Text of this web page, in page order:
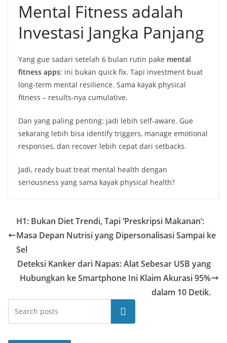
Mental Fitness adalah
Investasi Jangka Panjang
Yang gue sadari setelah 6 bulan rutin pake mental
fitness apps: ini bukan quick fix. Tapi investment buat
long-term mental resilience. Sama kayak physical
fitness – results-nya cumulative.
Dan yang paling penting: jadi lebih self-aware. Gue
sekarang lebih bisa identify triggers, manage emotional
responses, dan recover lebih cepat dari setbacks.
Jadi, ready buat treat mental health dengan
seriousness yang sama kayak physical health?
H1: Bukan Diet Trendi, Tapi ‘Preskripsi Makanan’:
Masa Depan Nutrisi yang Dipersonalisasi Sampai ke
Sel
Deteksi Kanker dari Napas: Alat Sebesar USB yang
Hubungkan ke Smartphone Ini Klaim Akurasi 95%
dalam 10 Detik.
Cari